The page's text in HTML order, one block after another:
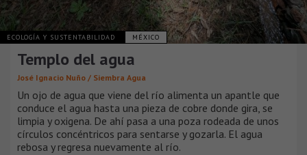
ECOLOGÍA Y SUSTENTABILIDAD MÉXICO
Templo del agua
José Ignacio Nuño / Siembra Agua
Un ojo de agua que viene del río alimenta un apantle que
conduce el agua hasta una pieza de cobre donde gira, se
limpia y oxigena. De ahí pasa a una poza rodeada de unos
círculos concéntricos para sentarse y gozarla. El agua
rebosa y regresa nuevamente al río.